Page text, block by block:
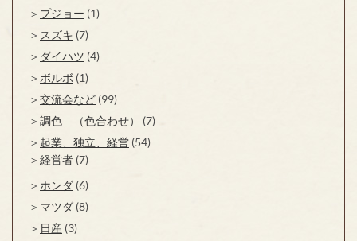
プジョー (1)
スズキ (7)
ダイハツ (4)
ボルボ (1)
交流会など (99)
調色 （色合わせ）
(7)
起業、独立、経営 (54)
経営者 (7)
ホンダ (6)
マツダ (8)
日産 (3)